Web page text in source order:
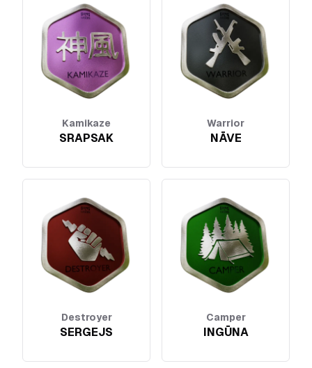
Kamikaze
SRAPSAK
Warrior
NĀVE
Destroyer
SERGEJS
Camper
INGŪNA